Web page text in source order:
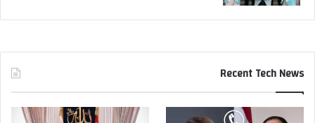
Recent Tech News